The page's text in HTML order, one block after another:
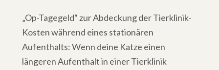
„Op-Tagegeld“ zur Abdeckung der Tierklinik-
Kosten während eines stationären
Aufenthalts: Wenn deine Katze einen
längeren Aufenthalt in einer Tierklinik